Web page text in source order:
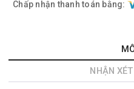
Chấp nhận thanh toán bằng:
NHẬN